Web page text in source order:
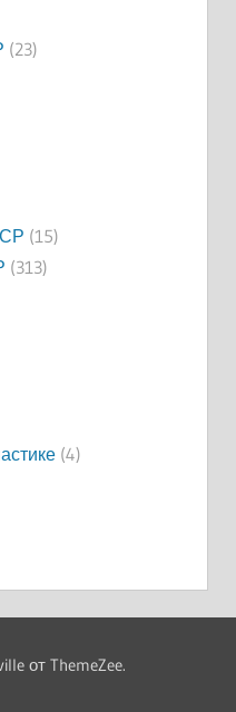
(23)
(15)
(313)
(4)
от ThemeZee.